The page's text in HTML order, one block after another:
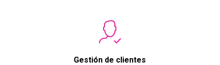
Gestión de clientes